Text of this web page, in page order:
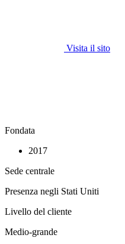
Visita il sito
Fondata
2017
Sede centrale
Presenza negli Stati Uniti
Livello del cliente
Medio-grande